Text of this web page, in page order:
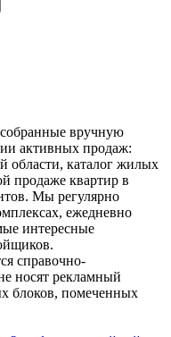
вручную
активных продаж:
области, каталог жилых
продаже квартир в
Мы регулярно
ежедневно
интересные
справочно-
носят рекламный
блоков, помеченных